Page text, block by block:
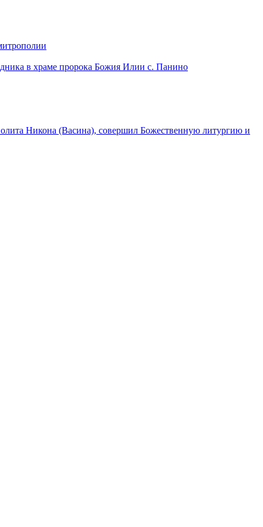
в храме пророка Божия Илии с. Панино
Никона (Васина), совершил Божественную литургию и